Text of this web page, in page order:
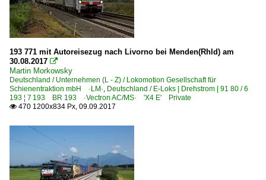
193 771 mit Autoreisezug nach Livorno bei Menden(Rhld) am
30.08.2017 
Martin Morkowsky
Deutschland / Unternehmen (L - Z) / Lokomotion Gesellschaft für
Schienentraktion mbH ·LM· Deutschland / E-Loks | Drehstrom | 91 80 / 6
193 ¦ 7 193 BR 193 ·Vectron AC/MS· 'X4 E' Private
 470 1200x834 Px, 09.09.2017